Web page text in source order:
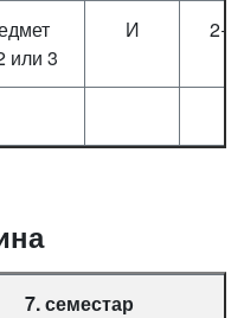
или 3
И
7. семестар